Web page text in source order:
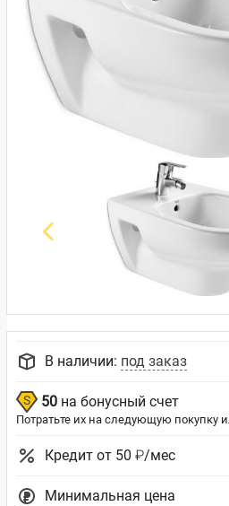
В наличии: под заказ
50 на бонусный счет
Потратьте их на следующую покупку
Кредит от 50 ₽/мес
Минимальная цена